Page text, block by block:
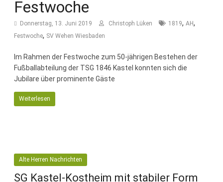
Festwoche
Donnerstag, 13. Juni 2019 Christoph Lüken 1819,AH,
Festwoche, SV Wehen Wiesbaden
Im Rahmen der Festwoche zum 50-jährigen Bestehen der
Fußballabteilung der TSG 1846 Kastel konnten sich die
Jubilare über prominente Gäste
Weiterlesen
Alte Herren Nachrichten
SG Kastel-Kostheim mit stabiler Form